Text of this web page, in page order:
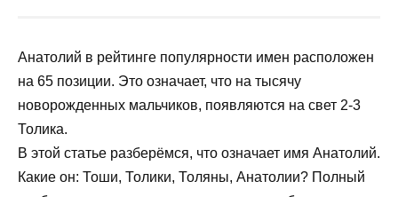
Анатолий в рейтинге популярности имен расположен
на 65 позиции. Это означает, что на тысячу
новорожденных мальчиков, появляются на свет 2-3
Толика.
В этой статье разберёмся, что означает имя Анатолий.
Какие он: Тоши, Толики, Толяны, Анатолии? Полный